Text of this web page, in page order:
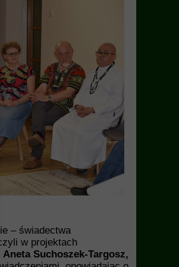
– świadectwa
w projektach
Suchoszek-Targosz,